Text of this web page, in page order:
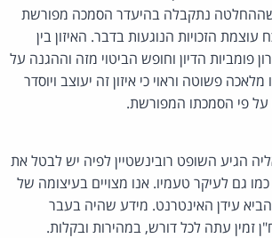
נתקבלה בהיעדר הסמכה מפורשת
הזכויות הנוגעות בדבר. האיזון בין
פומביות הדיון וחופש הביטוי מזה וההגנה על
פשוטה וראוי כי איזון זה יעוצב ויוסדר
על פי הסמכתו המפורשת.
הגיע השופט רובינשטיין לפיה יש לבטל את
גם לעיקר טעמיו. אנו מצויים בעיצומה של
עידן האינטרנט. מידע שהיה בעבר
זמין עתה לכל דורש, במהירות ובקלות.